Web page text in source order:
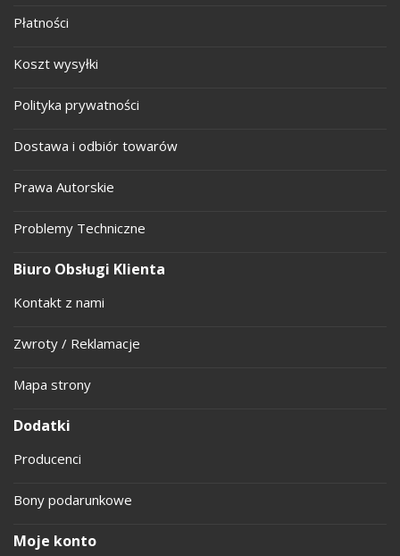
Płatności
Koszt wysyłki
Polityka prywatności
Dostawa i odbiór towarów
Prawa Autorskie
Problemy Techniczne
Biuro Obsługi Klienta
Kontakt z nami
Zwroty / Reklamacje
Mapa strony
Dodatki
Producenci
Bony podarunkowe
Moje konto